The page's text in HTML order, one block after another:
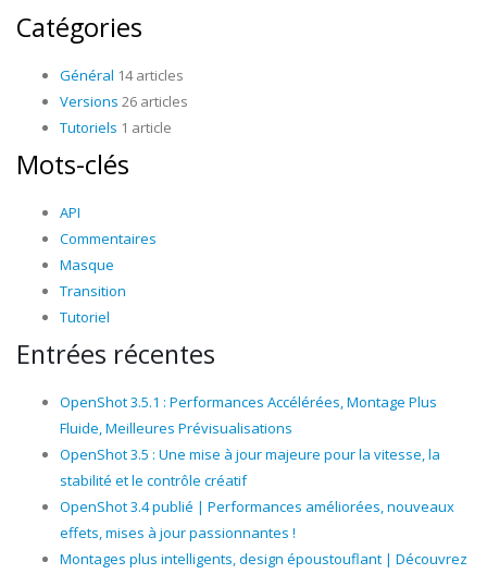
Catégories
Général 14 articles
Versions 26 articles
Tutoriels 1 article
Mots-clés
API
Commentaires
Masque
Transition
Tutoriel
Entrées récentes
OpenShot 3.5.1 : Performances Accélérées, Montage Plus
Fluide, Meilleures Prévisualisations
OpenShot 3.5 : Une mise à jour majeure pour la vitesse, la
stabilité et le contrôle créatif
OpenShot 3.4 publié | Performances améliorées, nouveaux
effets, mises à jour passionnantes !
Montages plus intelligents, design époustouflant | Découvrez